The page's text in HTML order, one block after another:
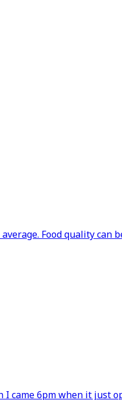
Food quality can
came 6pm when it just